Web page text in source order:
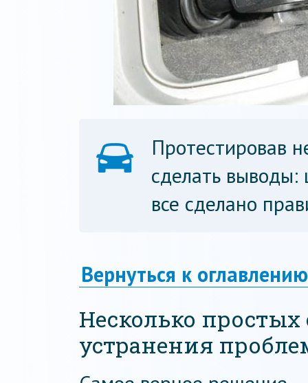
Протестировав
сделать
все сделано
Вернуться к оглавлению
Несколько
устранения